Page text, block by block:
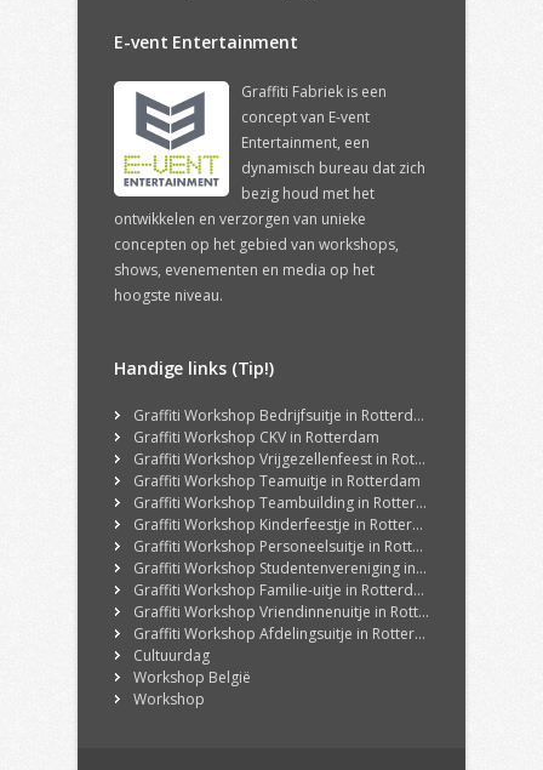
E-vent Entertainment
Graffiti Fabriek is een
concept van E-vent
Entertainment, een
dynamisch bureau dat zich
bezig houd met het
ontwikkelen en verzorgen van unieke
concepten op het gebied van workshops,
shows, evenementen en media op het
hoogste niveau.
Handige links (Tip!)
Graffiti Workshop Bedrijfsuitje in Rotterdam
Graffiti Workshop CKV in Rotterdam
Graffiti Workshop Vrijgezellenfeest in Rotterdam
Graffiti Workshop Teamuitje in Rotterdam
Graffiti Workshop Teambuilding in Rotterdam
Graffiti Workshop Kinderfeestje in Rotterdam
Graffiti Workshop Personeelsuitje in Rotterdam
Graffiti Workshop Studentenvereniging in Rotterdam
Graffiti Workshop Familie-uitje in Rotterdam
Graffiti Workshop Vriendinnenuitje in Rotterdam
Graffiti Workshop Afdelingsuitje in Rotterdam
Cultuurdag
Workshop België
Workshop